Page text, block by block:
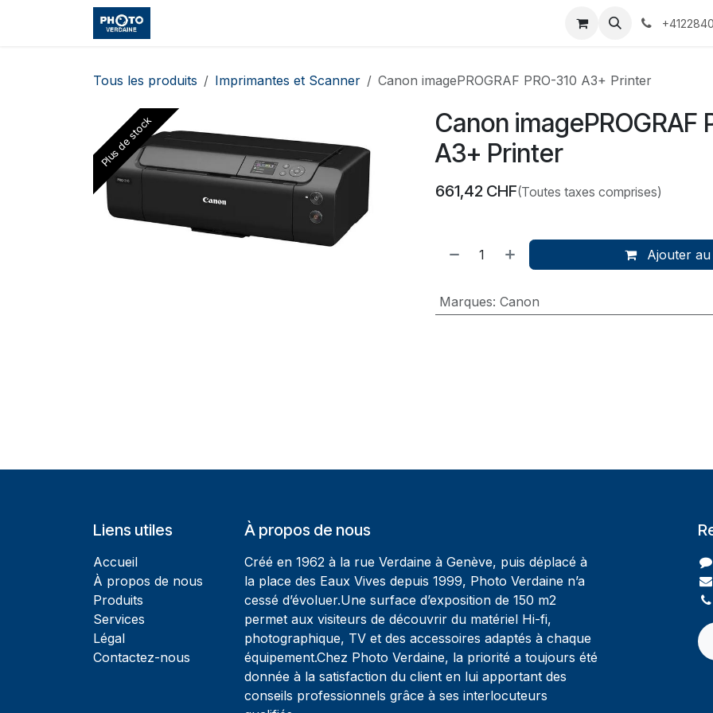
Se rendre au contenu
Événements Services
Tous les produits Imprimantes et Scanner Canon imagePROGRAF PRO-310 A3+ Printer
Plus de stock
Canon imagePROGRAF
A3+ Printer
661,42CHF(Toutes taxes comprises)
Ajouter
Marques: Canon
Liens utiles
Accueil
À propos de nous
Produits
Services
Légal
Contactez-nous
À propos de nous
Créé en 1962 à la rue Verdaine à Genève, puis déplacé à
la place des Eaux Vives depuis 1999, Photo Verdaine n’a
cessé d’évoluer.Une surface d’exposition de 150 m2
permet aux visiteurs de découvrir du matériel Hi-fi,
photographique, TV et des accessoires adaptés à chaque
équipement.Chez Photo Verdaine, la priorité a toujours été
donnée à la satisfaction du client en lui apportant des
conseils professionnels grâce à ses interlocuteurs